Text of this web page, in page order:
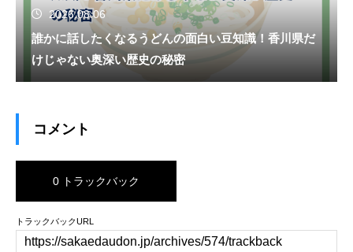
2026.08.06
誰かに話したくなるうどんの面白い豆知識！香川県だ
けじゃない奥深い歴史の秘密
コメント
0 トラックバック
トラックバックURL